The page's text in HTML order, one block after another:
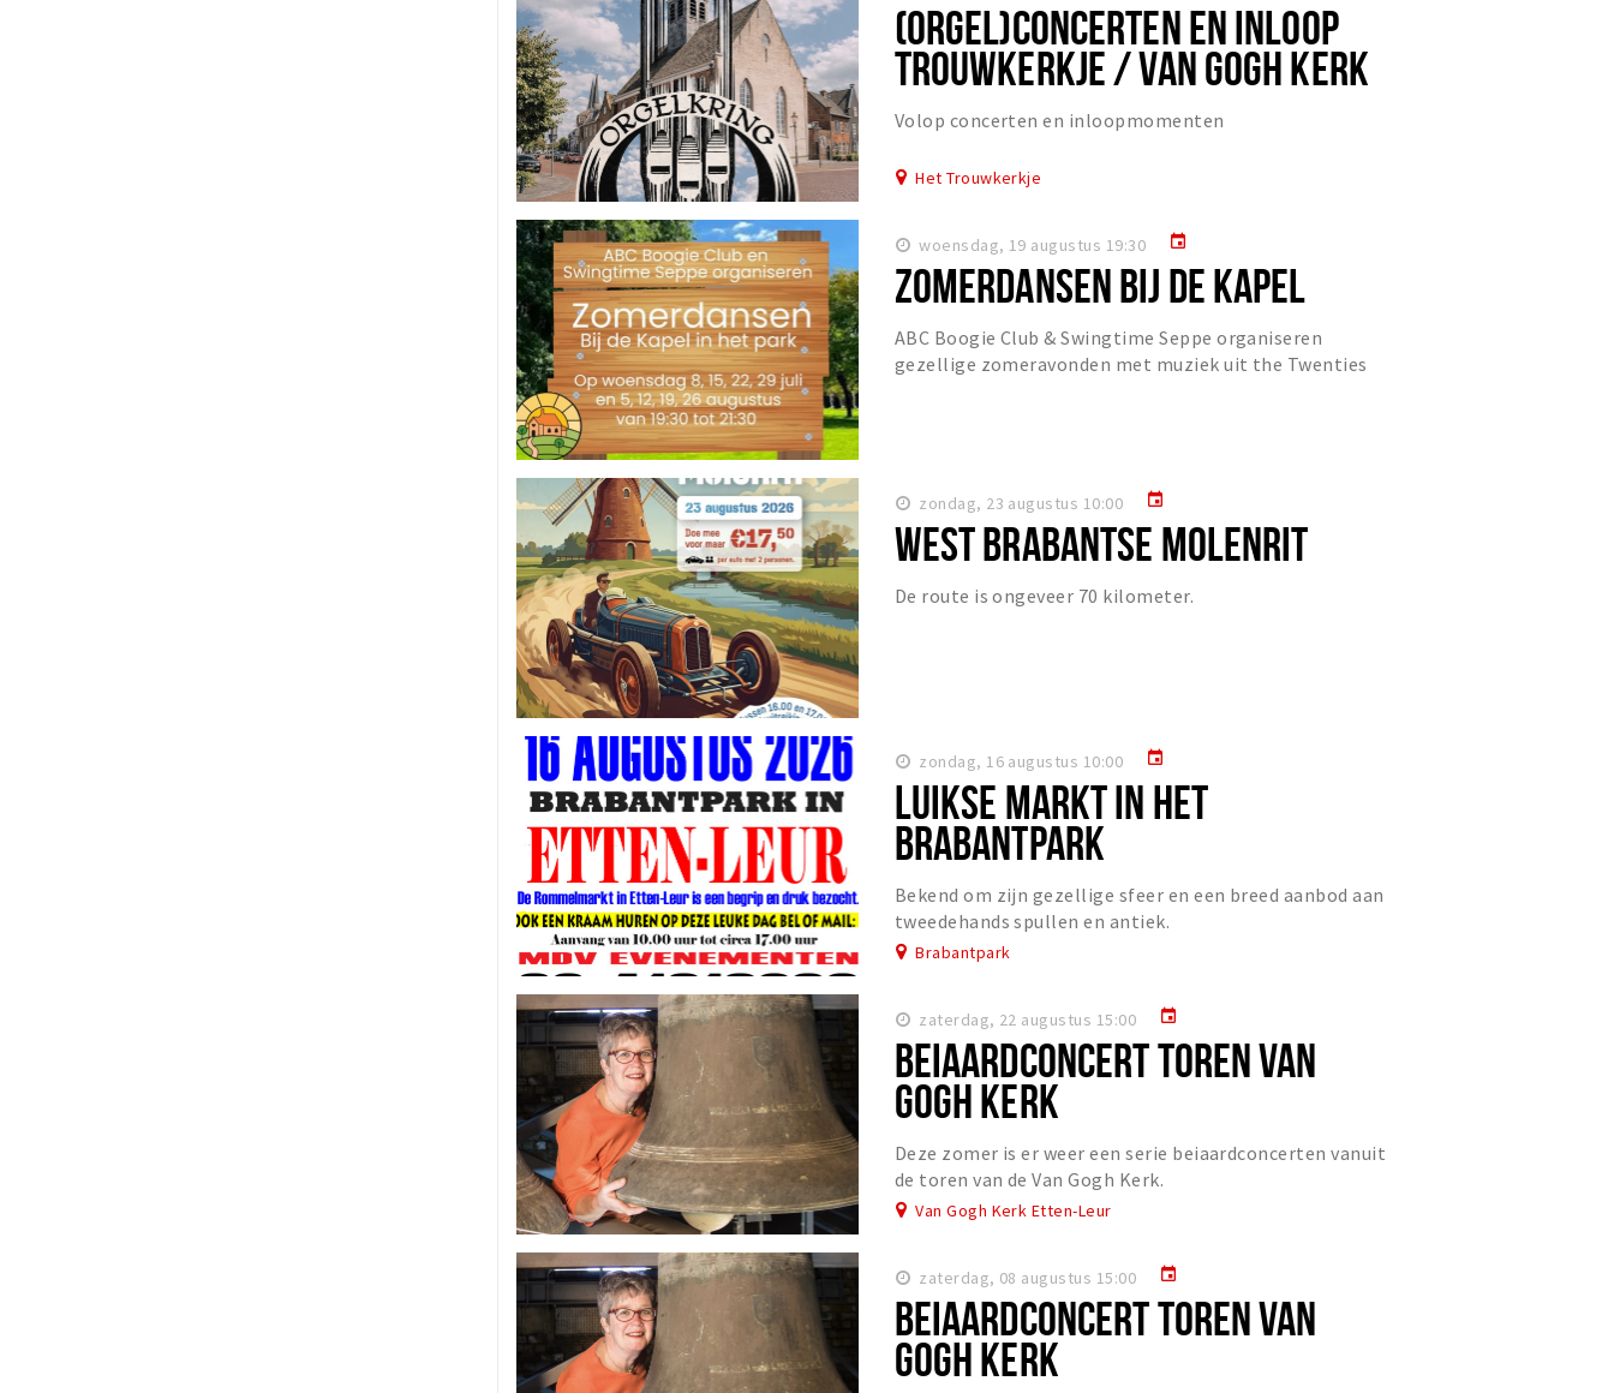
(ORGEL)CONCERTEN EN INLOOP
TROUWKERKJE / VAN GOGH KERK
Volop concerten en inloopmomenten
Het Trouwkerkje
woensdag, 19 augustus 19:30 event
ZOMERDANSEN BIJ DE KAPEL
ABC Boogie Club & Swingtime Seppe organiseren
gezellige zomeravonden met muziek uit the Twenties
zondag, 23 augustus 10:00 event
WEST BRABANTSE MOLENRIT
De route is ongeveer 70 kilometer.
zondag, 16 augustus 10:00 event
LUIKSE MARKT IN HET
BRABANTPARK
Bekend om zijn gezellige sfeer en een breed aanbod aan
tweedehands spullen en antiek.
Brabantpark
zaterdag, 22 augustus 15:00 event
BEIAARDCONCERT TOREN VAN
GOGH KERK
Deze zomer is er weer een serie beiaardconcerten vanuit
de toren van de Van Gogh Kerk.
Van Gogh Kerk Etten-Leur
zaterdag, 08 augustus 15:00 event
BEIAARDCONCERT TOREN VAN
GOGH KERK